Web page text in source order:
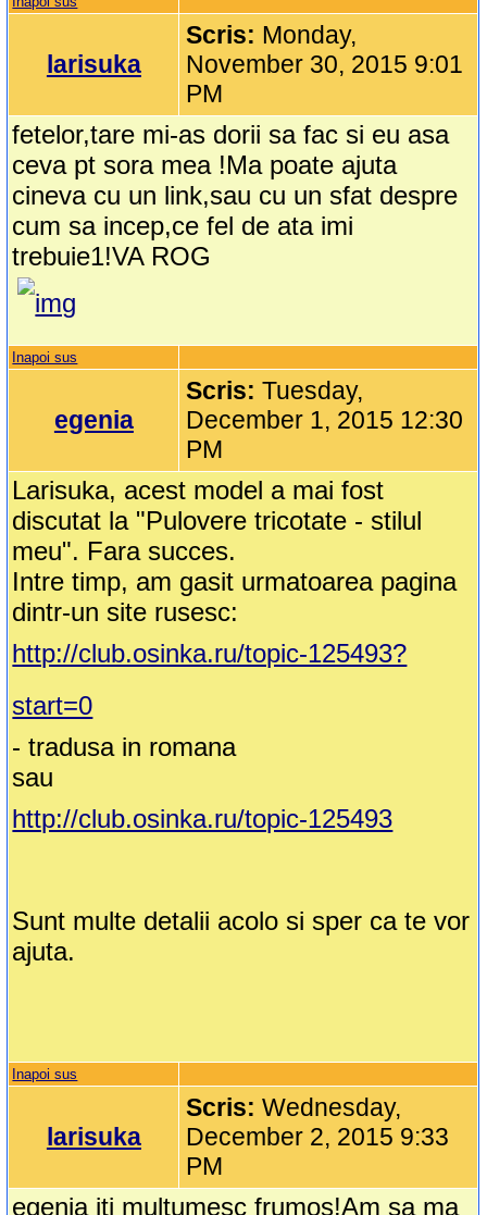
larisuka
Scris: Monday,
November 30, 2015 9:01
PM
fetelor,tare mi-as dorii sa fac si eu asa
ceva pt sora mea !Ma poate ajuta
cineva cu un link,sau cu un sfat despre
cum sa incep,ce fel de ata imi
trebuie1!VA ROG
Inapoi sus
egenia
Scris:Tuesday,
December 1, 2015 12:30
PM
Larisuka, acest model a mai fost
discutat la "Pulovere tricotate - stilul
meu". Fara succes.
Intre timp, am gasit urmatoarea pagina
dintr-un site rusesc:
http://club.osinka.ru/topic-125493?
start=0
- tradusa in romana
sau
http://club.osinka.ru/topic-125493
Sunt multe detalii acolo si sper ca te vor
ajuta.
Inapoi sus
larisuka
Scris:Wednesday,
December 2, 2015 9:33
PM
egenia iti multumesc frumos!Am sa ma